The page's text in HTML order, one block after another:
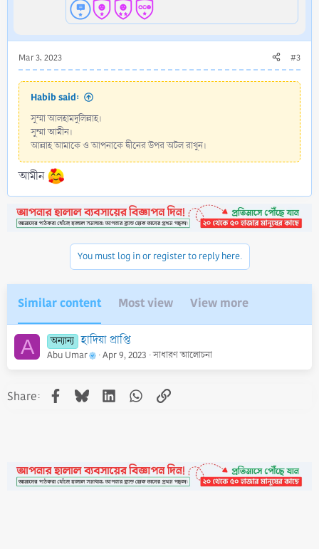
Mar 3, 2023 #3
Habib said:
সুম্মা আলহামদুলিল্লাহ।
সুম্মা আমীন।
আল্লাহ আমাকে ও আপনাকে দ্বীনের উপর অটল রাখুন।
আমীন
You must log in or register to reply here.
Similar content Most view View more
A অন্যান্য হাদিয়া প্রাপ্তি
Abu Umar Apr 9, 2023 সাধারণ আলোচনা
Share: Facebook
BlueskyLinkedInWhatsApp
Link